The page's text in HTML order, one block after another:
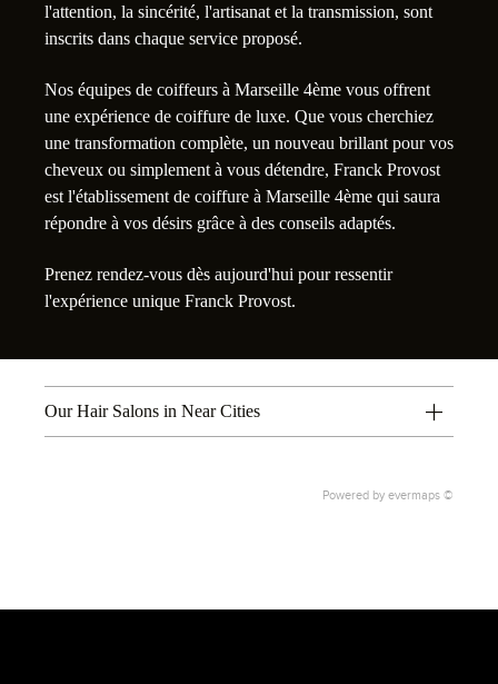
l'attention, la sincérité, l'artisanat et la transmission, sont
inscrits dans chaque service proposé.
Nos équipes de coiffeurs à Marseille 4ème vous offrent
une expérience de coiffure de luxe. Que vous cherchiez
une transformation complète, un nouveau brillant pour vos
cheveux ou simplement à vous détendre, Franck Provost
est l'établissement de coiffure à Marseille 4ème qui saura
répondre à vos désirs grâce à des conseils adaptés.
Prenez rendez-vous dès aujourd'hui pour ressentir
l'expérience unique Franck Provost.
Our Hair Salons in Near Cities
Powered by evermaps ©